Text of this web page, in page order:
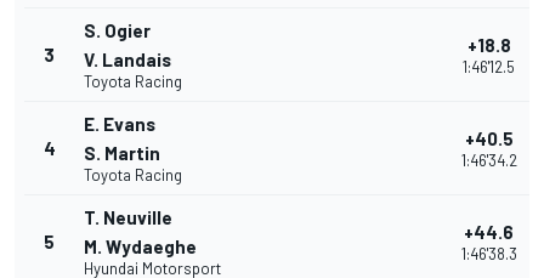
3
S. Ogier
V. Landais
Toyota Racing
+18.8
1:46'12.5
4
E. Evans
S. Martin
Toyota Racing
+40.5
1:46'34.2
5
T. Neuville
M. Wydaeghe
Hyundai Motorsport
+44.6
1:46'38.3